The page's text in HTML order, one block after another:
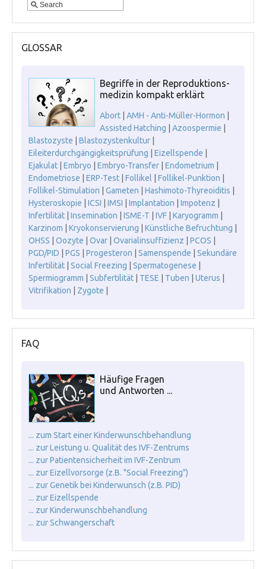
GLOSSAR
Begriffe in der Reproduktions-
medizin kompakt erklärt
Abort AMH - Anti-Müller-Hormon
Assisted Hatching
Azoospermie
Blastozyste
Blastozystenkultur
Eileiterdurchgängigkeitsprüfung
Eizellspende
Ejakulat
Embryo Embryo-Transfer Endometrium
Endometriose
ERP-Test Follikel Follikel-Punktion
Follikel-Stimulation
Gameten Hashimoto-Thyreoiditis
Hysteroskopie
ICSI IMSI Implantation Impotenz
Infertilität
Insemination ISME-T IVF Karyogramm
Karzinom
Kryokonservierung Künstliche Befruchtung
OHSS
Oozyte Ovar Ovarialinsuffizienz PCOS
PGD/PID
PGS Progesteron Samenspende
Sekundäre
Infertilität
Social Freezing Spermatogenese
Spermiogramm
Subfertilität TESE Tuben Uterus
Vitrifikation
Zygote
FAQ
Häufige Fragen
und Antworten ...
... zum Start einer Kinderwunschbehandlung
... zur Leistung u. Qualität des IVF-Zentrums
... zur Patientensicherheit im IVF-Zentrum
... zur Eizellvorsorge (z.B. "Social Freezing")
... zur Genetik bei Kinderwunsch (z.B. PID)
... zur Eizellspende
... zur Kinderwunschbehandlung
... zur Schwangerschaft